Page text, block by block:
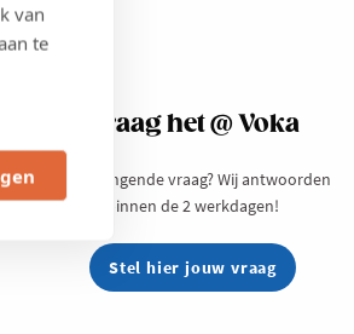
van
te
Vraag het @ Voka
Een prangende vraag? Wij antwoorden
binnen de 2 werkdagen!
Stel hier jouw vraag